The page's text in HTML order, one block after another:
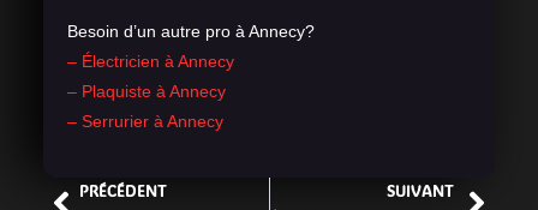
Besoin d’un autre pro à Annecy?
– Électricien à Annecy
– Plaquiste à Annecy
– Serrurier à Annecy
PRÉCÉDENT SUIVANT